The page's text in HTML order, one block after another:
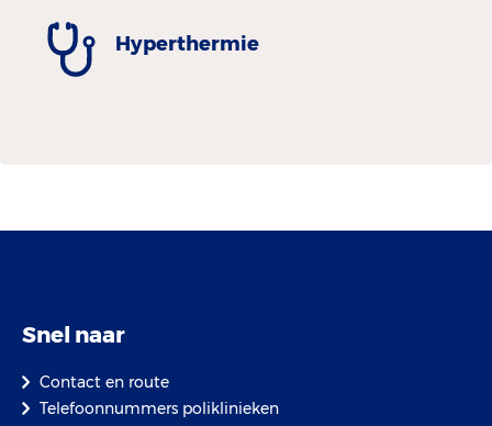
Hyperthermie
Snel naar
Contact en route
Telefoonnummers poliklinieken